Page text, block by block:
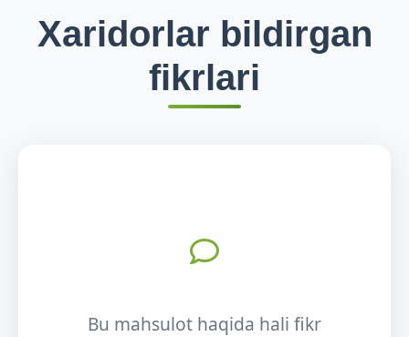
Xaridorlar bildirgan
fikrlari
Bu mahsulot haqida hali fikr